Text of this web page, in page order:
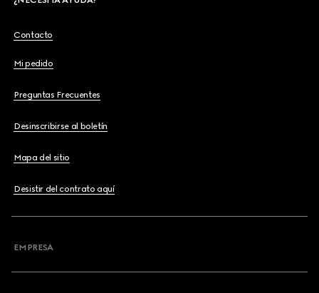
Contacto
Mi pedido
Preguntas Frecuentes
Desinscribirse al boletín
Mapa del sitio
Desistir del contrato aquí
EMPRESA